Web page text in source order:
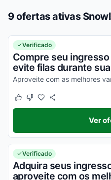
9 ofertas ativas
Verificado
Compre seu
evite filas durante
Este cupom funcionou
Este cupom não funcionou
Ver
Verificado
Adquira seus
aproveite com os